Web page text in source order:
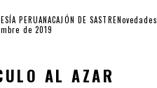
PERUANACAJÓN DE SASTRENovedades
de 2019
AL AZAR